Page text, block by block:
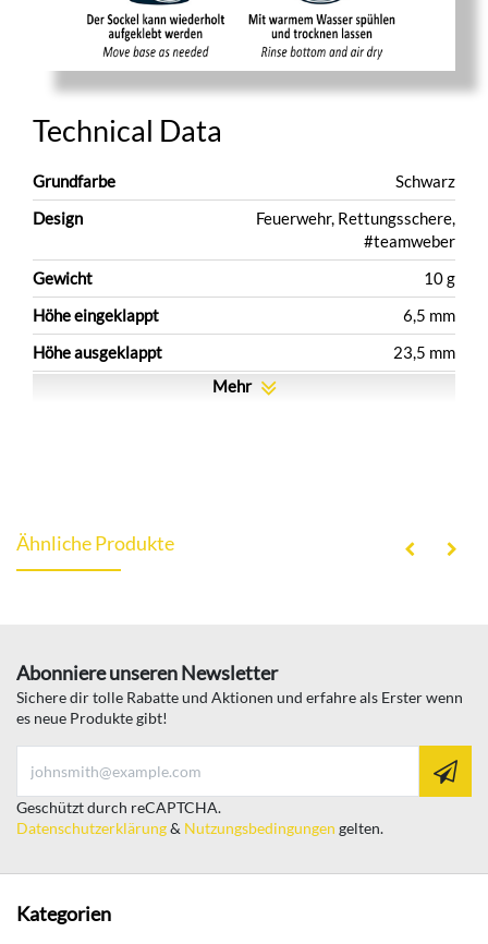
Technical Data
Grundfarbe
Schwarz
Design
Feuerwehr, Rettungsschere,
#teamweber
Gewicht
10 g
Höhe eingeklappt
6,5 mm
Höhe ausgeklappt
23,5 mm
Mehr
Ähnliche Produkte
Abonniere unseren Newsletter
Sichere dir tolle Rabatte und Aktionen und erfahre als Erster wenn
es neue Produkte gibt!
Geschützt durch reCAPTCHA.
Datenschutzerklärung& Nutzungsbedingungen gelten.
Kategorien